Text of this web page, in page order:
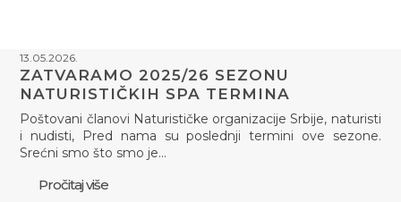
13.05.2026.
ZATVARAMO 2025/26 SEZONU
NATURISTIČKIH SPA TERMINA
Poštovani članovi Naturističke organizacije Srbije, naturisti
i nudisti, Pred nama su poslednji termini ove sezone.
Srećni smo što smo je…
Pročitaj više